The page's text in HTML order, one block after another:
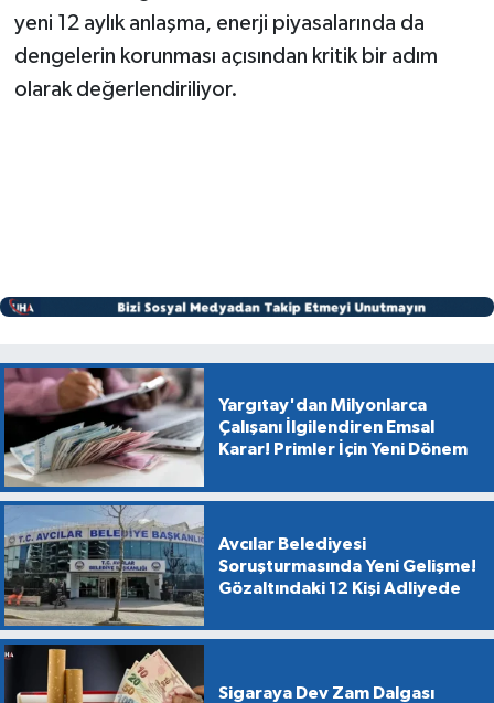
yeni 12 aylık anlaşma, enerji piyasalarında da
dengelerin korunması açısından kritik bir adım
olarak değerlendiriliyor.
Yargıtay'dan Milyonlarca
Çalışanı İlgilendiren Emsal
Karar! Primler İçin Yeni Dönem
Avcılar Belediyesi
Soruşturmasında Yeni Gelişme!
Gözaltındaki 12 Kişi Adliyede
Sigaraya Dev Zam Dalgası